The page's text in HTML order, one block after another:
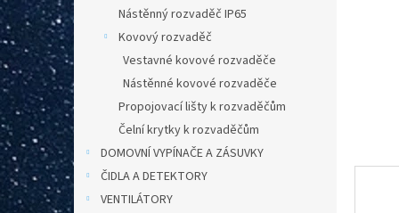
n
e
l
Nástěnný rozvaděč IP65
Kovový rozvaděč
Vestavné kovové rozvaděče
Nástěnné kovové rozvaděče
Propojovací lišty k rozvaděčům
Čelní krytky k rozvaděčům
DOMOVNÍ VYPÍNAČE A ZÁSUVKY
ČIDLA A DETEKTORY
VENTILÁTORY